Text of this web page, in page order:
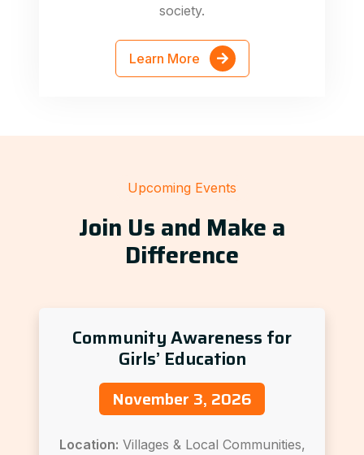
society.
Learn More
Upcoming Events
Join Us and Make a
Difference
Community Awareness for
Girls’ Education
November 3, 2026
Location: Villages & Local Communities,